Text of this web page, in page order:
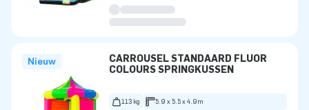
Nieuw
CARROUSEL STANDAARD FLUOR
COLOURS SPRINGKUSSEN
113 kg 5.9 x 5.5 x 4.9m